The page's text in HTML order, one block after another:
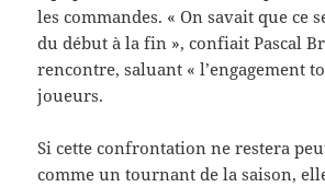
les commandes. « On savait que ce
du début à la fin », confiait Pascal
rencontre, saluant « l’engagement
joueurs.
Si cette confrontation ne restera
comme un tournant de la saison,